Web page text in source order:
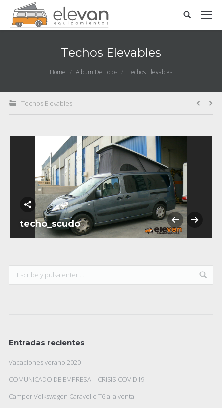
Techos Elevables
You are here:Home Album De Fotos Techos Elevables
Techos Elevables
techo_scudo
Entradas recientes
Vacaciones verano 2020
COMUNICADO DE EMPRESA – CRISIS COVID19
Camper Volkswagen Caravelle T6 a la venta